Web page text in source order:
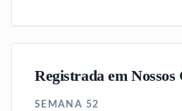
Registrada em Nossos
SEMANA 52